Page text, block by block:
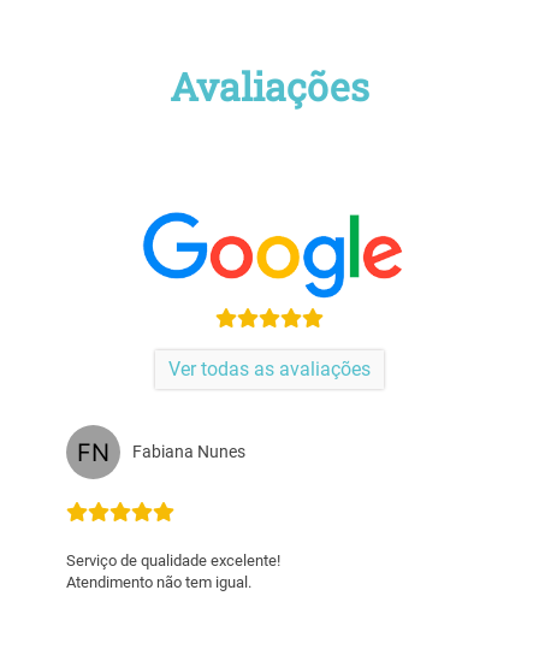
Avaliações
Ver todas as avaliações
Empresa comprometida, parceira e